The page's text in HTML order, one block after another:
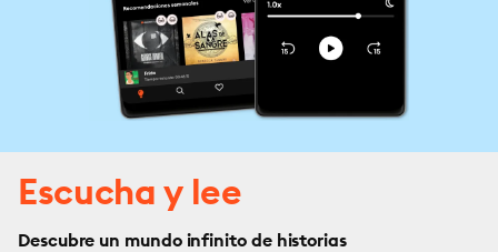
Escucha y lee
Descubre un mundo infinito de historias